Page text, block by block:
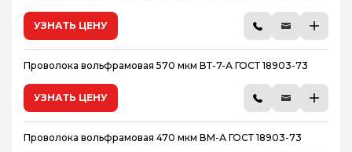
УЗНАТЬ ЦЕНУ
Проволока вольфрамовая 570 мкм ВТ-7-А ГОСТ 18903-73
УЗНАТЬ ЦЕНУ
Проволока вольфрамовая 470 мкм ВМ-А ГОСТ 18903-73